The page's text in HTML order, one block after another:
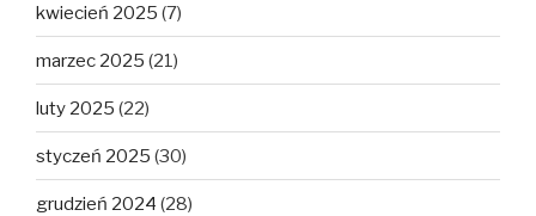
kwiecień 2025 (7)
marzec 2025 (21)
luty 2025 (22)
styczeń 2025 (30)
grudzień 2024 (28)